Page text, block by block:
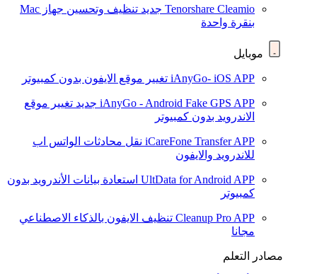
Tenorshare Cleamio جديد
تنظيف وتحسين جهاز Mac
بنقرة واحدة
موبايل
iAnyGo- iOS APP تغيير موقع الايفون بدون كمبيوتر
iAnyGo - Android Fake GPS APP جديد تغيير موقع
الاندرويد بدون كمبيوتر
iCareFone Transfer APP نقل محادثات الواتس اب
للاندرويد والايفون
UltData for Android APP استعادة بيانات الأندرويد بدون
كمبيوتر
Cleanup Pro APP تنظيف الايفون بالذكاء الاصطناعي
مجانا
مصادر التعلم